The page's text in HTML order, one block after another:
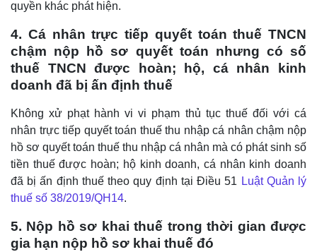
quyền khác phát hiện.
4. Cá nhân trực tiếp quyết toán thuế TNCN
chậm nộp hồ sơ quyết toán nhưng có số
thuế TNCN được hoàn; hộ, cá nhân kinh
doanh đã bị ấn định thuế
Không xử phạt hành vi vi phạm thủ tục thuế đối với cá
nhân trực tiếp quyết toán thuế thu nhập cá nhân chậm nộp
hồ sơ quyết toán thuế thu nhập cá nhân mà có phát sinh số
tiền thuế được hoàn; hộ kinh doanh, cá nhân kinh doanh
đã bị ấn định thuế theo quy định tại Điều 51 Luật Quản lý
thuế số 38/2019/QH14.
5. Nộp hồ sơ khai thuế trong thời gian được
gia hạn nộp hồ sơ khai thuế đó